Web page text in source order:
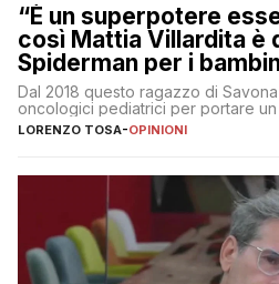
“È un superpotere
così Mattia Villardita è
Spiderman per i
Dal 2018 questo ragazzo di
oncologici pediatrici per portare
LORENZO TOSA-OPINIONI